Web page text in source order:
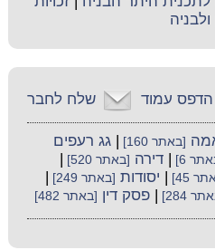
שלח לחבר הדפס עמוד
[באתר 160] |גג רעפים
6]
|דירה [באתר 520]
45] יסודות [באתר 249]
284]
|פסק דין [באתר 482]